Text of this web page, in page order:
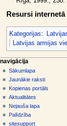
Resursi
Kategorijas:
Latvijas armijas
N
a
v
g
ā
lapas darbības
raksts
diskusija
skatīt
aplūkot
kodu
vēsture
dalībnieka rīki
pieslēgties
navigācija
Sākumlapa
Jaunākie raksti
Kopienas portāls
Aktualitātes
Nejauša lapa
Palīdzība
sitesupport